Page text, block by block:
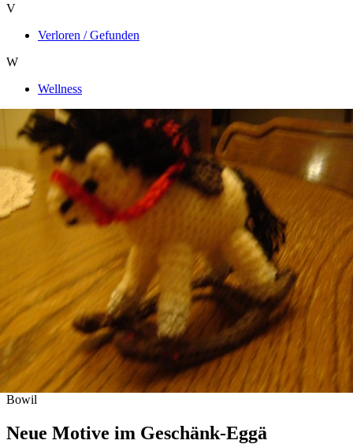
V
Verloren / Gefunden
W
Wellness
Bowil
Neue Motive im Geschänk-Eggä